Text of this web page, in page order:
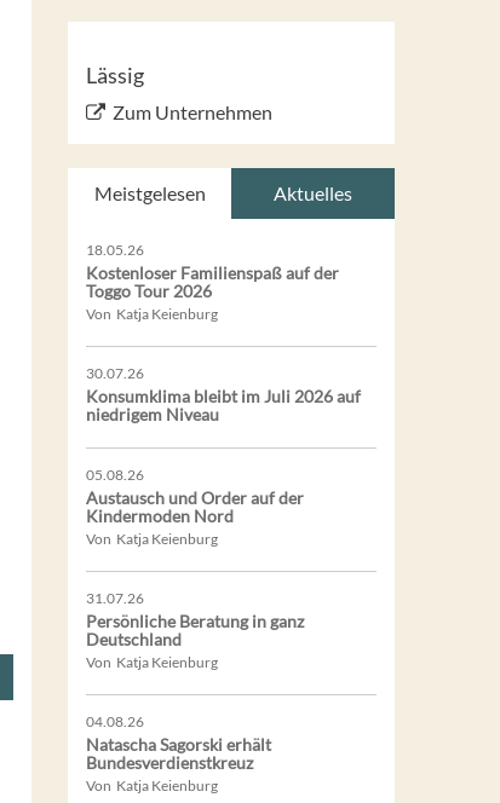
Lässig
Zum Unternehmen
Meistgelesen Aktuelles
18.05.26
Kostenloser Familienspaß auf der
Toggo Tour 2026
Von Katja Keienburg
30.07.26
Konsumklima bleibt im Juli 2026 auf
niedrigem Niveau
05.08.26
Austausch und Order auf der
Kindermoden Nord
Von Katja Keienburg
31.07.26
Persönliche Beratung in ganz
Deutschland
Von Katja Keienburg
04.08.26
Natascha Sagorski erhält
Bundesverdienstkreuz
Von Katja Keienburg